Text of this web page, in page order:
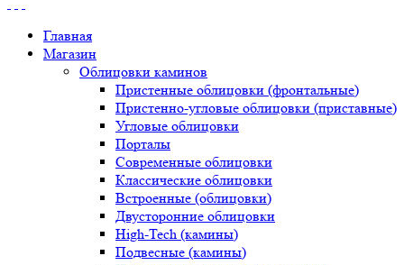
Главная
Магазин
Облицовки каминов
Пристенные облицовки (фронтальные)
Пристенно-угловые облицовки (приставные)
Угловые облицовки
Порталы
Современные облицовки
Классические облицовки
Встроенные (облицовки)
Двусторонние облицовки
High-Tech (камины)
Подвесные (камины)